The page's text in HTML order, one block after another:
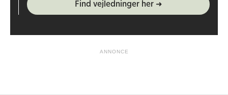
Find vejledninger her ➜
ANNONCE